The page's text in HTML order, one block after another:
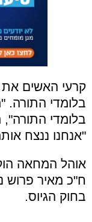
קרעי האשים את
בלומדי התורה.
בלומדי התורה",
"אנחנו ננצח
אוהל המחאה
ח"כ מאיר פרוש
בחוק הגיוס.